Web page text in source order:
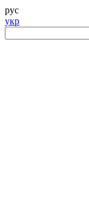
рус
укр